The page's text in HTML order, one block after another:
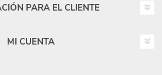
PARA EL CLIENTE
MI CUENTA